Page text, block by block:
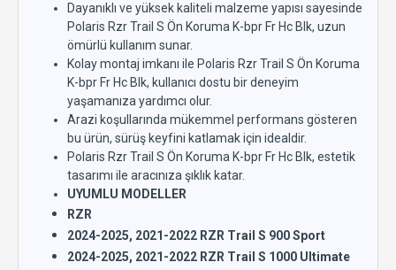
Dayanıklı ve yüksek kaliteli malzeme yapısı sayesinde
Polaris Rzr Trail S Ön Koruma K-bpr Fr Hc Blk, uzun
ömürlü kullanım sunar.
Kolay montaj imkanı ile Polaris Rzr Trail S Ön Koruma
K-bpr Fr Hc Blk, kullanıcı dostu bir deneyim
yaşamanıza yardımcı olur.
Arazi koşullarında mükemmel performans gösteren
bu ürün, sürüş keyfini katlamak için idealdir.
Polaris Rzr Trail S Ön Koruma K-bpr Fr Hc Blk, estetik
tasarımı ile aracınıza şıklık katar.
UYUMLU MODELLER
RZR
2024-2025, 2021-2022 RZR Trail S 900 Sport
2024-2025, 2021-2022 RZR Trail S 1000 Ultimate